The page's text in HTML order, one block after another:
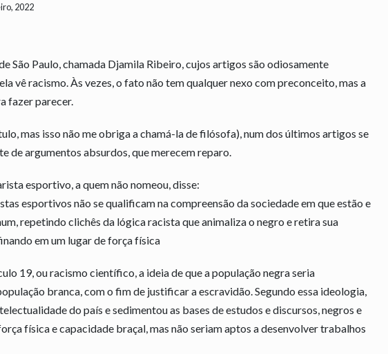
2022
São Paulo, chamada Djamila Ribeiro, cujos artigos são odiosamente
vê racismo. Às vezes, o fato não tem qualquer nexo com preconceito, mas a
fazer parecer.
mas isso não me obriga a chamá-la de filósofa), num dos últimos artigos se
de argumentos absurdos, que merecem reparo.
esportivo, a quem não nomeou, disse:
esportivos não se qualificam na compreensão da sociedade em que estão e
repetindo clichês da lógica racista que animaliza o negro e retira sua
em um lugar de força física
19, ou racismo científico, a ideia de que a população negra seria
branca, com o fim de justificar a escravidão. Segundo essa ideologia,
do país e sedimentou as bases de estudos e discursos, negros e
física e capacidade braçal, mas não seriam aptos a desenvolver trabalhos